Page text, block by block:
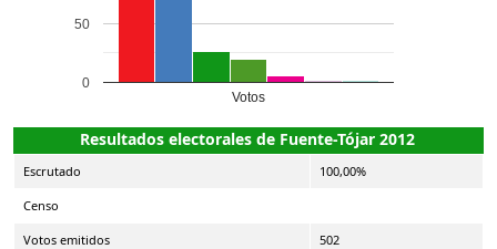
Votos
0
50
Resultados electorales de Fuente-Tójar 2012
Escrutado 100,00%
Censo
Votos emitidos 502